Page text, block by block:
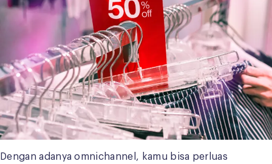
Dengan adanya omnichannel, kamu bisa perluas